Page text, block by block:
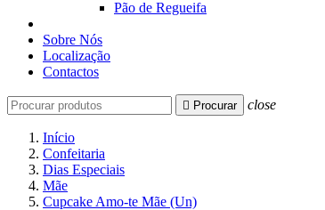
Pão de Regueifa
Sobre Nós
Localização
Contactos
 Procurar close
Início
Confeitaria
Dias Especiais
Mãe
Cupcake Amo-te Mãe (Un)